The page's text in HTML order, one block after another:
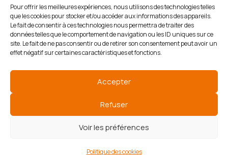
Pour offrir les meilleures expériences, nous utilisons des technologies telles
que les cookies pour stocker et/ou accéder aux informations des appareils.
Le fait de consentir à ces technologies nous permettra de traiter des
données telles que le comportement de navigation ou les ID uniques sur ce
site. Le fait de ne pas consentir ou de retirer son consentement peut avoir un
effet négatif sur certaines caractéristiques et fonctions.
Accepter
Refuser
Voir les préférences
Politique des cookies
© HORIZON IMMOBILIER
Mentions légales
Politique des cookies